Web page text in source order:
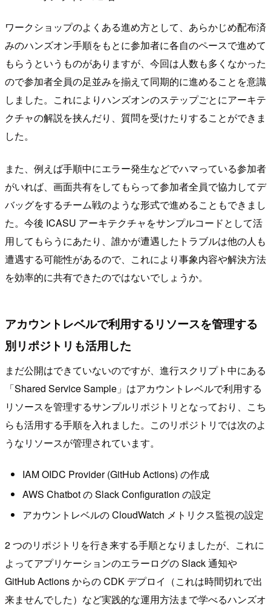
ワークショップのよくある進め方として、あらかじめ配布済
みのハンズオン手順をもとに参加者に各自のペースで進めて
もらうというものがありますが、今回は人数も多くなかった
ので参加者全員の足並みを揃えて同期的に進めることを意識
しました。これによりハンズオンのステップごとにアーキテ
クチャの解説を挟んだり、質問を受けたりすることができま
した。
また、例えば手順中にエラー発生などでハマっている参加者
がいれば、画面共有をしてもらって参加者全員で協力してデ
バッグをするチーム戦のような形式で進めることもできまし
た。今後 ICASU アーキテクチャをサンプルコードとして活
用してもらうにあたり、誰かが遭遇したトラブルは他の人も
遭遇する可能性があるので、これにより事象内容や解決方法
を効率的に共有できたのではないでしょうか。
アカウントレベルで利用するリソースを管理する
別リポジトリも活用した
まだ公開はできていないのですが、進行スクリプト中にある
「Shared Service Sample」はアカウントレベルで利用する
リソースを管理するサンプルリポジトリとなっており、こち
らも活用する手順を入れました。このリポジトリでは次のよ
うなリソースが管理されています。
IAM OIDC Provider (GitHub Actions) の作成
AWS Chatbot の Slack Configuration の設定
アカウントレベルの CloudWatch メトリクス監視の設定
2 つのリポジトリを行き来する手順となりましたが、これに
よってアプリケーションのエラーログの Slack 通知や
GitHub Actions からの CDK デプロイ（これは時間切れで出
来ませんでした）など実践的な運用方法まで学べるハンズオ